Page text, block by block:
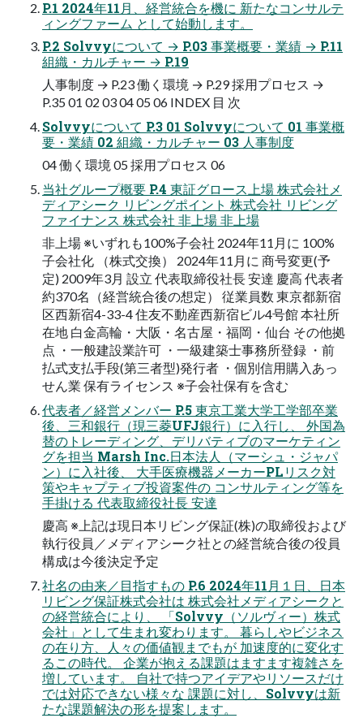
P.1 2024年11月、経営統合を機に 新たなコンサルテ
ィングファーム として始動します。
P.2 Solvvyについて → P.03 事業概要・業績 → P.11
組織・カルチャー → P.19
人事制度 → P.23 働く環境 → P.29 採用プロセス →
P.35 01 02 03 04 05 06 INDEX 目 次
Solvvyについて P.3 01 Solvvyについて 01 事業概
要・業績 02 組織・カルチャー 03 人事制度
04 働く環境 05 採用プロセス 06
当社グループ概要 P.4 東証グロース上場 株式会社メ
ディアシーク リビングポイント 株式会社 リビング
ファイナンス 株式会社 非上場 非上場
非上場 ※いずれも100%子会社 2024年11月に 100%
子会社化 （株式交換） 2024年11月に 商号変更(予
定) 2009年3月 設立 代表取締役社長 安達 慶高 代表者
約370名（経営統合後の想定） 従業員数 東京都新宿
区西新宿4-33-4 住友不動産西新宿ビル4号館 本社所
在地 白金高輪・大阪・名古屋・福岡・仙台 その他拠
点 ・一般建設業許可 ・一級建築士事務所登録 ・前
払式支払手段(第三者型)発行者 ・個別信用購入あっ
せん業 保有ライセンス ※子会社保有を含む
代表者／経営メンバー P.5 東京工業大学工学部卒業
後、三和銀行（現三菱UFJ銀行）に入行し、 外国為
替のトレーディング、デリバティブのマーケティン
グを担当 Marsh Inc.日本法人（マーシュ・ジャパ
ン）に入社後、 大手医療機器メーカーPLリスク対
策やキャプティブ投資案件の コンサルティング等を
手掛ける 代表取締役社長 安達
慶高 ※上記は現日本リビング保証(株)の取締役および
執行役員／メディアシーク社との経営統合後の役員
構成は今後決定予定
社名の由来／目指すもの P.6 2024年11月１日、日本
リビング保証株式会社は 株式会社メディアシークと
の経営統合により、 「Solvvy（ソルヴィー）株式
会社」として生まれ変わります。 暮らしやビジネス
の在り方、人々の価値観までもが 加速度的に変化す
るこの時代。 企業が抱える課題はますます複雑さを
増しています。 自社で持つアイデアやリソースだけ
では対応できない様々な 課題に対し、Solvvyは新
たな課題解決の形を提案します。